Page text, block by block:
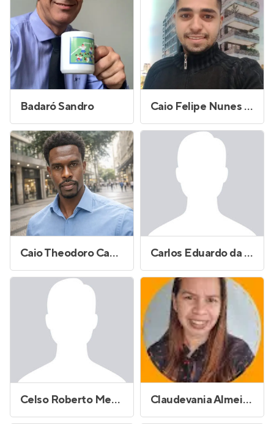
Badaró Sandro Caio Felipe Nunes dos Santos
Caio Theodoro Campos Carlos Eduardo da Silva Ferraz
Celso Roberto Mendonca Claudevania Almeida Morais